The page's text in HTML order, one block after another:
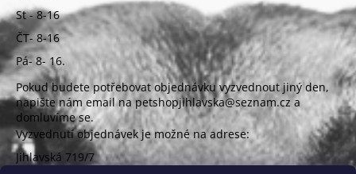
St - 8-16
ČT- 8-16
Pá- 8- 16.
Pokud budete potřebovat objednávku vyzvednout jiný den,
napište nám email na petshopjihlavska@seznam.cz a
domluvíme se.
Vyzvednutí objednávek je možné na adrese:
Jihlavská 719/7